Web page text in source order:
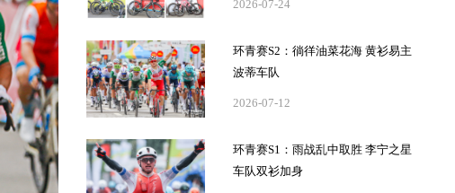
2026-07-24
环青赛S2：徜徉油菜花海 黄衫易主
波蒂车队
2026-07-12
环青赛S1：雨战乱中取胜 李宁之星
车队双衫加身